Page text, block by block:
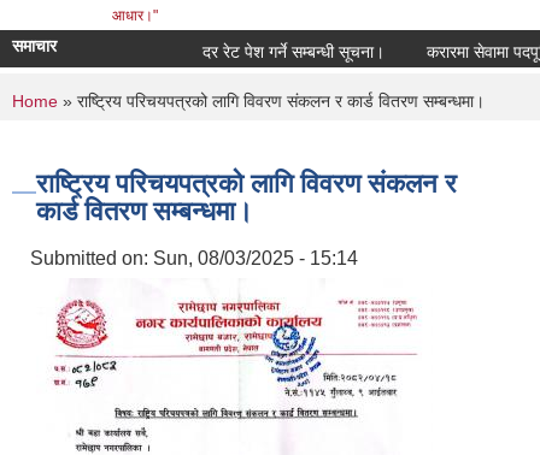
आधार।"
समाचार दर रेट पेश गर्ने सम्बन्धी सूचना। करारमा सेवामा पदपूर्ति
You are here
Home » राष्ट्रिय परिचयपत्रको लागि विवरण संकलन र कार्ड वितरण सम्बन्धमा।
राष्ट्रिय परिचयपत्रको लागि विवरण संकलन र
कार्ड वितरण सम्बन्धमा।
Submitted on: Sun, 08/03/2025 - 15:14